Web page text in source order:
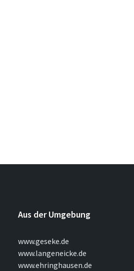
Aus der Umgebung
www.geseke.de
www.langeneicke.de
www.ehringhausen.de